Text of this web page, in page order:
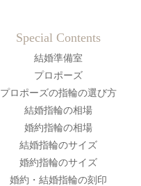
Special Contents
結婚準備室
プロポーズ
プロポーズの指輪の選び方
結婚指輪の相場
婚約指輪の相場
結婚指輪のサイズ
婚約指輪のサイズ
婚約・結婚指輪の刻印